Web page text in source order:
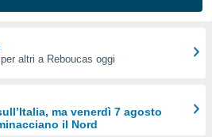
altri a Reboucas oggi
ma venerdì 7 agosto
il Nord